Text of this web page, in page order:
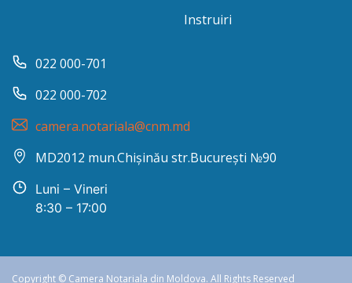
Instruiri
022 000-701
022 000-702
camera.notariala@cnm.md
MD2012 mun.Chișinău str.București №90
Luni – Vineri
8:30 – 17:00
Copyright © Camera Notariala din Moldova. All Rights Reserved